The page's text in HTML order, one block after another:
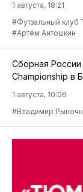
1 августа, 18:21
#Футзальный
#Артём Антошкин
Сборная России
Championship в
1 августа, 10:06
#Владимир